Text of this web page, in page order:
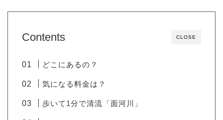
CLOSE
Contents
どこにあるの？
気になる料金は？
歩いて1分で清流「面河川」